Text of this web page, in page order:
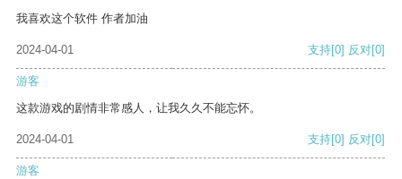
我喜欢这个软件 作者加油
2024-04-01 支持[0] 反对[0]
游客
这款游戏的剧情非常感人，让我久久不能忘怀。
2024-04-01 支持[0] 反对[0]
游客